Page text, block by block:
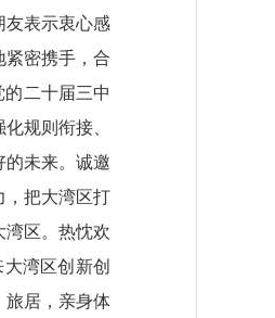
表示衷心感
紧密携手，合
二十届三中
规则衔接、
的未来。诚邀
，把大湾区打
湾区。热忱欢
湾区创新创
旅居，亲身体